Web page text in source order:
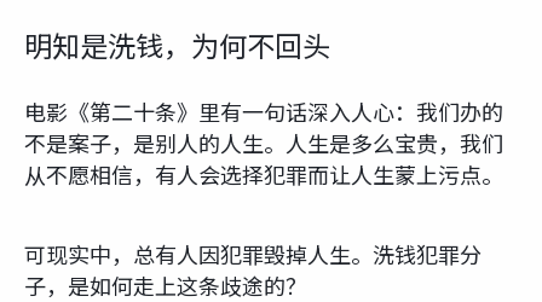
明知是洗钱，为何不回头
电影《第二十条》里有一句话深入人心：我们办的
不是案子，是别人的人生。人生是多么宝贵，我们
从不愿相信，有人会选择犯罪而让人生蒙上污点。
可现实中，总有人因犯罪毁掉人生。洗钱犯罪分
子，是如何走上这条歧途的？